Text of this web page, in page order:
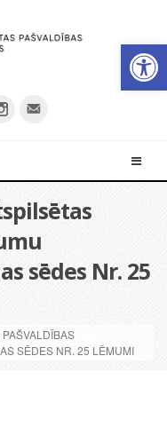
sēdes Nr. 25
SĒDES NR. 25 LĒMUMI